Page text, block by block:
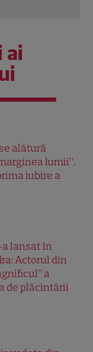
ai
alătură
lumii”.
iubire a
lansat în
Actorul din
a
de plăcintării